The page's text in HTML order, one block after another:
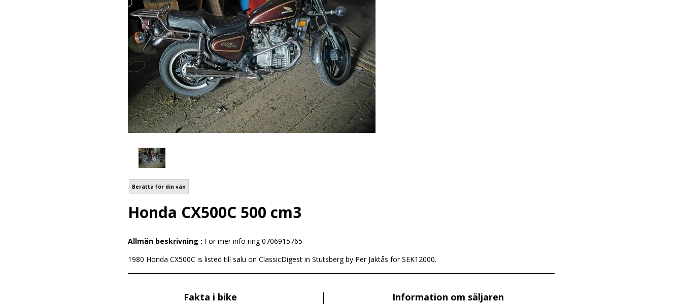
Berätta för din vän
Honda CX500C 500 cm3
Allmän beskrivning : För mer info ring 0706915765
1980 Honda CX500C is listed till salu on ClassicDigest in Stutsberg by Per Jaktås for SEK12000.
Fakta i bike Information om säljaren